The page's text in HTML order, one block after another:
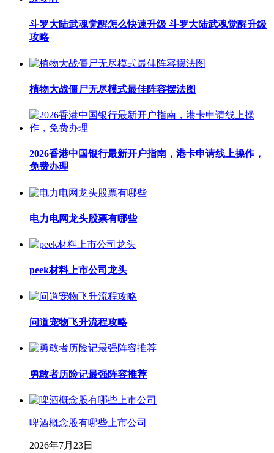
斗罗大陆武魂觉醒怎么快速升级 斗罗大陆武魂觉醒升级
攻略
植物大战僵尸无尽模式最佳阵容摆法图
2026香港中国银行最新开户指南，港卡申请线上操作，
免费办理
电力电网龙头股票有哪些
peek材料上市公司龙头
问道宠物飞升流程攻略
勇敢者历险记最强阵容推荐
啤酒概念股有哪些上市公司
2026年7月23日